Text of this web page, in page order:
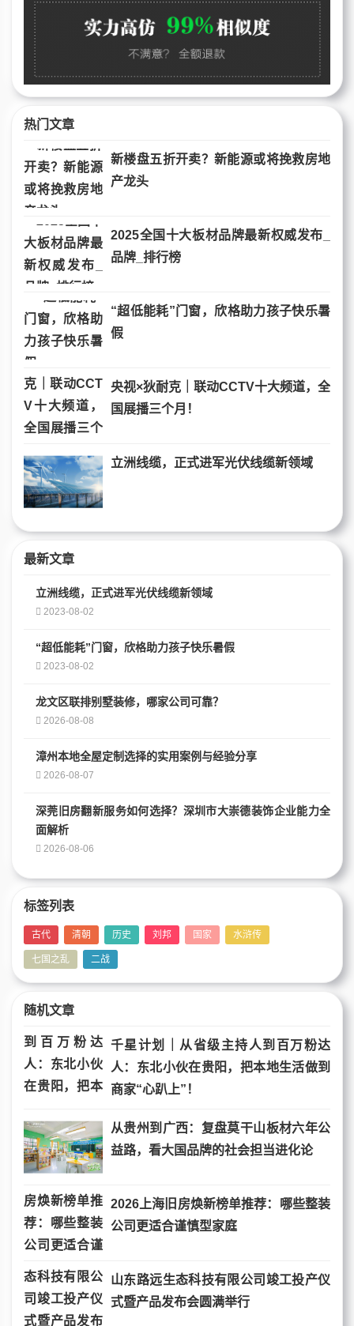
热门文章
新楼盘五折开卖？新能源或将挽救房地
产龙头
2025全国十大板材品牌最新权威发布_
品牌_排行榜
“超低能耗”门窗，欣格助力孩子快乐暑
假
央视×狄耐克｜联动CCTV十大频道，全
国展播三个月！
立洲线缆，正式进军光伏线缆新领域
最新文章
立洲线缆，正式进军光伏线缆新领域
2023-08-02
“超低能耗”门窗，欣格助力孩子快乐暑假
2023-08-02
龙文区联排别墅装修，哪家公司可靠？
2026-08-08
漳州本地全屋定制选择的实用案例与经验分享
2026-08-07
深莞旧房翻新服务如何选择？深圳市大崇德装饰企业能力全
面解析
2026-08-06
标签列表
古代 清朝 历史 刘邦 国家 水浒传
七国之乱 二战
随机文章
千星计划｜从省级主持人到百万粉达
人：东北小伙在贵阳，把本地生活做到
商家“心趴上”！
从贵州到广西：复盘莫干山板材六年公
益路，看大国品牌的社会担当进化论​
2026上海旧房焕新榜单推荐：哪些整装
公司更适合谨慎型家庭
山东路远生态科技有限公司竣工投产仪
式暨产品发布会圆满举行